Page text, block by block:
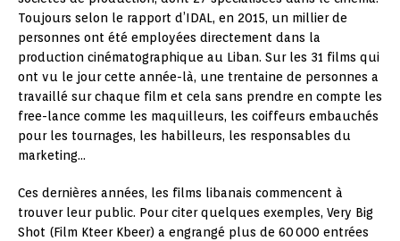
Toujours selon le rapport d’IDAL, en 2015, un millier de
personnes ont été employées directement dans la
production cinématographique au Liban. Sur les 31 films qui
ont vu le jour cette année-là, une trentaine de personnes a
travaillé sur chaque film et cela sans prendre en compte les
free-lance comme les maquilleurs, les coiffeurs embauchés
pour les tournages, les habilleurs, les responsables du
marketing…
Ces dernières années, les films libanais commencent à
trouver leur public. Pour citer quelques exemples, Very Big
Shot (Film Kteer Kbeer) a engrangé plus de 60 000 entrées